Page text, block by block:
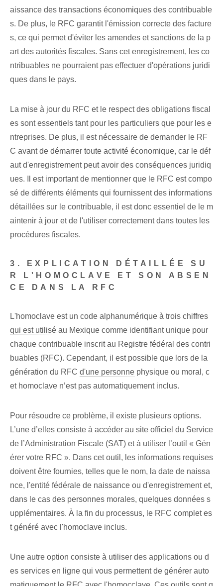
aissance des transactions économiques des contribuable
s. De plus, le RFC garantit l'émission correcte des facture
s, ce qui permet d'éviter les amendes et sanctions de la p
art des autorités fiscales. Sans cet enregistrement, les co
ntribuables ne pourraient pas effectuer d'opérations juridi
ques dans le pays.
La mise à jour du RFC et le respect des obligations fiscal
es sont essentiels tant pour les particuliers que pour les e
ntreprises. De plus, il est nécessaire de demander le RF
C avant de démarrer toute activité économique, car le déf
aut d'enregistrement peut avoir des conséquences juridiq
ues. Il est important de mentionner que le RFC est compo
sé de différents éléments qui fournissent des informations
détaillées sur le contribuable, il est donc essentiel de le m
aintenir à jour et de l'utiliser correctement dans toutes les
procédures fiscales.
3. EXPLICATION DÉTAILLÉE SU
R L'HOMOCLAVE ET SON ABSEN
CE DANS LA RFC
L'homoclave est un code alphanumérique à trois chiffres
qui est utilisé au Mexique comme identifiant unique pour
chaque contribuable inscrit au Registre fédéral des contri
buables (RFC). Cependant, il est possible que lors de la
génération du RFC d'une personne physique ou moral, c
et homoclave n’est pas automatiquement inclus.
Pour résoudre ce problème, il existe plusieurs options.
L’une d’elles consiste à accéder au site officiel du Service
de l’Administration Fiscale (SAT) et à utiliser l’outil « Gén
érer votre RFC ». Dans cet outil, les informations requises
doivent être fournies, telles que le nom, la date de naissa
nce, l'entité fédérale de naissance ou d'enregistrement et,
dans le cas des personnes morales, quelques données s
upplémentaires. À la fin du processus, le RFC complet es
t généré avec l'homoclave inclus.
Une autre option consiste à utiliser des applications ou d
es services en ligne qui vous permettent de générer auto